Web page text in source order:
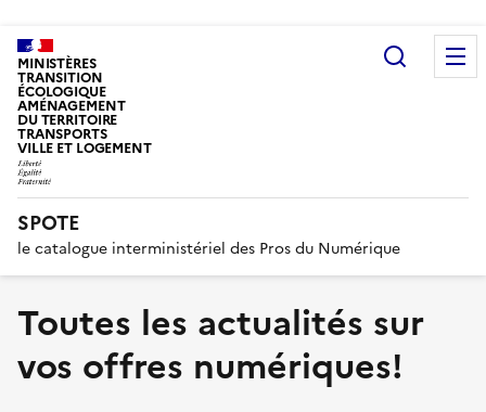
MINISTÈRES
TRANSITION
ÉCOLOGIQUE
AMÉNAGEMENT
DU TERRITOIRE
TRANSPORTS
VILLE ET LOGEMENT
SPOTE
le catalogue interministériel des Pros du Numérique
Toutes les actualités sur
vos offres numériques!